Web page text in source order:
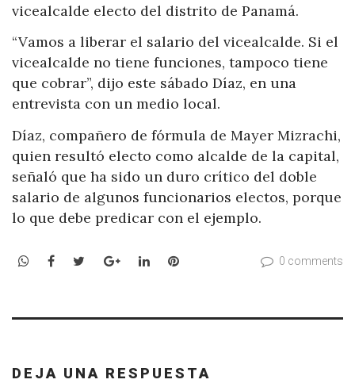
vicealcalde electo del distrito de Panamá.
“Vamos a liberar el salario del vicealcalde. Si el
vicealcalde no tiene funciones, tampoco tiene
que cobrar”, dijo este sábado Díaz, en una
entrevista con un medio local.
Díaz, compañero de fórmula de Mayer Mizrachi,
quien resultó electo como alcalde de la capital,
señaló que ha sido un duro crítico del doble
salario de algunos funcionarios electos, porque
lo que debe predicar con el ejemplo.
WhatsApp
Facebook
TwitterGoogle+LinkedInPinterest 0 comments
DEJA UNA RESPUESTA